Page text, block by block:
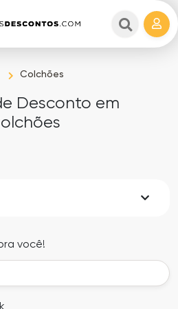
Colchões
Desconto em
você!